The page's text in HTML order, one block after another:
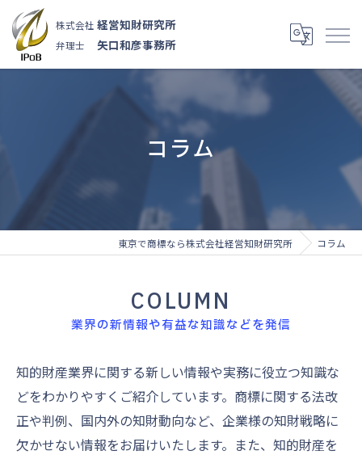
株式会社 経営知財研究所
弁理士 矢口和彦事務所
コラム
東京で商標なら株式会社経営知財研究所 コラム
COLUMN
業界の新情報や有益な知識などを発信
知的財産業界に関する新しい情報や実務に役立つ知識な
どをわかりやすくご紹介しています。商標に関する法改
正や判例、国内外の知財動向など、企業様の知財戦略に
欠かせない情報をお届けいたします。また、知的財産を